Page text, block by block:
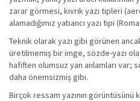
zarar görmesi, kıvrık yazı tipleri
alamadığımız yabancı yazı tipi
Teknik olarak yazı gibi görünen
üretilmemiş bir imge, sözde-yazı
hafiften olumsuz yan anlamları var;
daha önemsizmiş gibi.
Birçok ressam yazının görüntüsünü